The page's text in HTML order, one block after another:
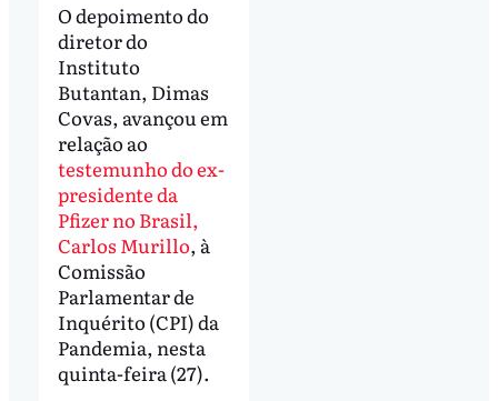
O depoimento do
diretor do
Instituto
Butantan, Dimas
Covas, avançou em
relação ao
testemunho do ex-
presidente da
Pfizer no Brasil,
Carlos Murillo, à
Comissão
Parlamentar de
Inquérito (CPI) da
Pandemia, nesta
quinta-feira (27).